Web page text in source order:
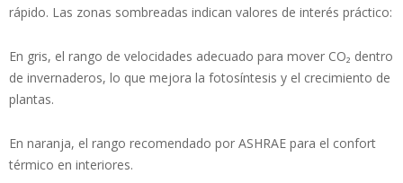
rápido. Las zonas sombreadas indican valores de interés práctico:
En gris, el rango de velocidades adecuado para mover CO₂ dentro
de invernaderos, lo que mejora la fotosíntesis y el crecimiento de
plantas.
En naranja, el rango recomendado por ASHRAE para el confort
térmico en interiores.